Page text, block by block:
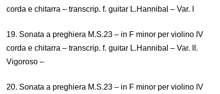
corda e chitarra – transcrip. f. guitar L.Hannibal – Var. I
19. Sonata a preghiera M.S.23 – in F minor per violino IV
corda e chitarra – transcrip. f. guitar L.Hannibal – Var. II.
Vigoroso –
20. Sonata a preghiera M.S.23 – in F minor per violino IV